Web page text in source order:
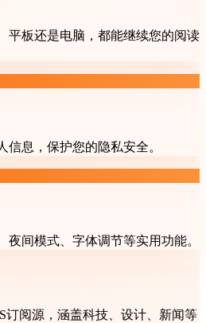
平板还是电脑，都能继续您的阅读
息，保护您的隐私安全。
夜间模式、字体调节等实用功能。
订阅源，涵盖科技、设计、新闻等